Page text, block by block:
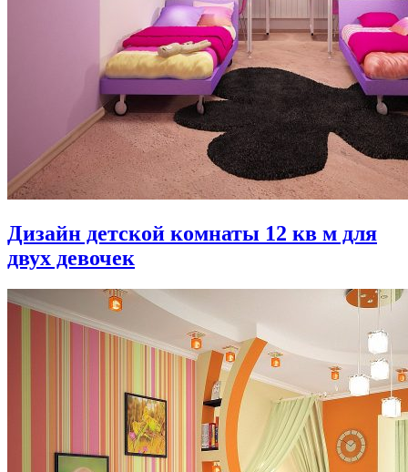
Дизайн детской комнаты 12 кв м для
двух девочек